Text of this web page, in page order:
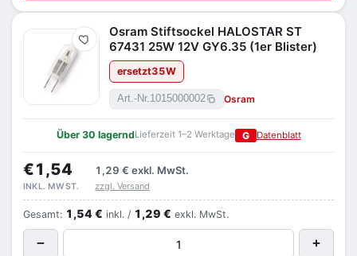
Merken
Osram Stiftsockel HALOSTAR ST
67431 25W 12V GY6.35 (1er Blister)
ersetzt35W
Art.-Nr.1015000002 Osram
Über 30 lagerndLieferzeit 1–2 Werktage G Datenblatt
€1,54 1,29 € exkl. MwSt.
INKL. MWST. zzgl. Versand
Gesamt: 1,54 € inkl. / 1,29 € exkl. MwSt.
− +